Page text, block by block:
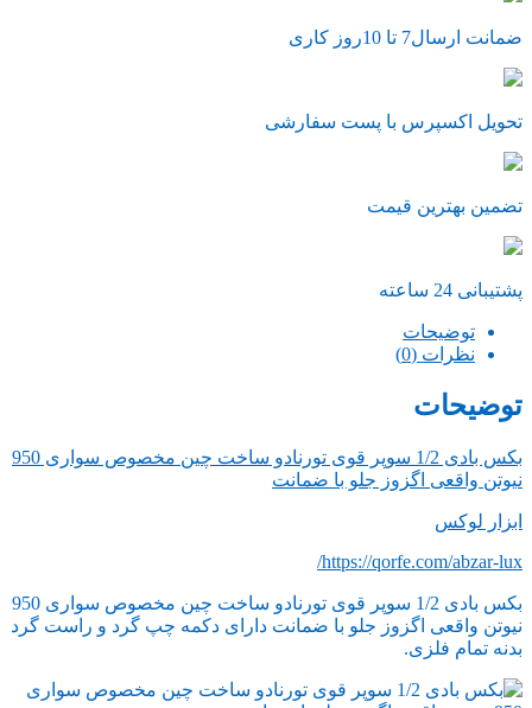
950
واقعی
جلو
ضمانت
ضمانت ارسال7 تا 10روز کاری
تحویل اکسپرس با پست سفارشی
تضمین بهترین قیمت
پشتیبانی 24 ساعته
توضیحات
نظرات (0)
توضیحات
بکس بادی 1/2 سوپر قوی تورنادو ساخت چین مخصوص سواری 950
نیوتن واقعی اگزوز جلو با ضمانت
ابزار لوکس
https://qorfe.com/abzar-lux/
بکس بادی 1/2 سوپر قوی تورنادو ساخت چین مخصوص سواری 950
نیوتن واقعی اگزوز جلو با ضمانت دارای دکمه چپ گرد و راست گرد
بدنه تمام فلزی.